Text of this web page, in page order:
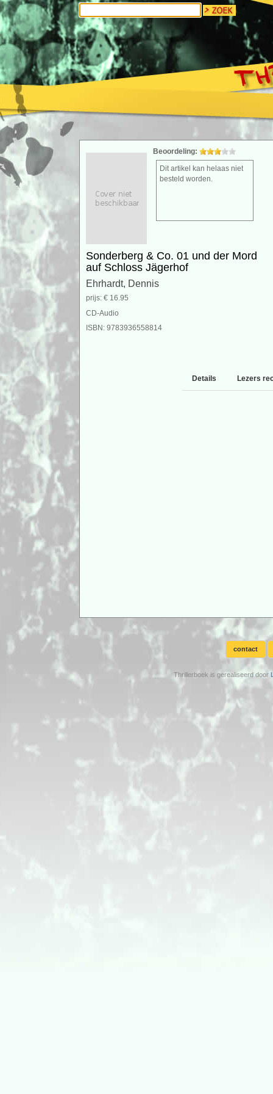
Beoordeling:
Dit artikel kan helaas niet
besteld worden.
Sonderberg & Co. 01 und der Mord
auf Schloss Jägerhof
Ehrhardt, Dennis
prijs: € 16.95
CD-Audio
ISBN: 9783936558814
Details Lezers
contact
Thrillerboek is gerealiseerd door